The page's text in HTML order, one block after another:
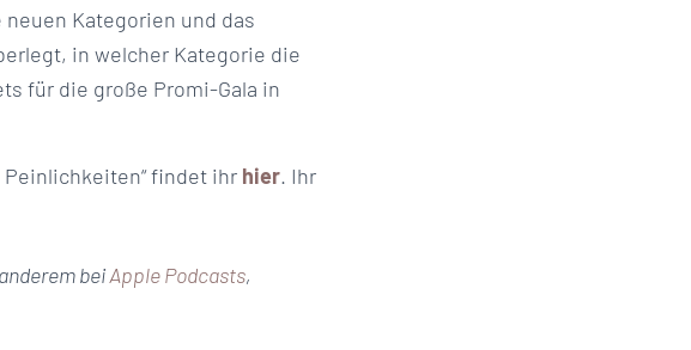
Kategorien und das
in welcher Kategorie die
für die große Promi-Gala in
Peinlichkeiten“ findet ihr hier. Ihr
beiApple Podcasts,